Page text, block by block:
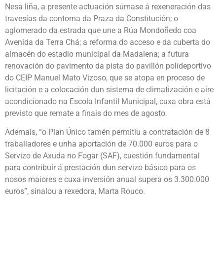
Nesa liña, a presente actuación súmase á rexeneración das
travesías da contorna da Praza da Constitución; o
aglomerado da estrada que une a Rúa Mondoñedo coa
Avenida da Terra Chá; a reforma do acceso e da cuberta do
almacén do estadio municipal da Madalena; a futura
renovación do pavimento da pista do pavillón polideportivo
do CEIP Manuel Mato Vizoso, que se atopa en proceso de
licitación e a colocación dun sistema de climatización e aire
acondicionado na Escola Infantil Municipal, cuxa obra está
previsto que remate a finais do mes de agosto.
Ademais, “o Plan Único tamén permitiu a contratación de 8
traballadores e unha aportación de 70.000 euros para o
Servizo de Axuda no Fogar (SAF), cuestión fundamental
para contribuír á prestación dun servizo básico para os
nosos maiores e cuxa inversión anual supera os 3.300.000
euros”, sinalou a rexedora, Marta Rouco.